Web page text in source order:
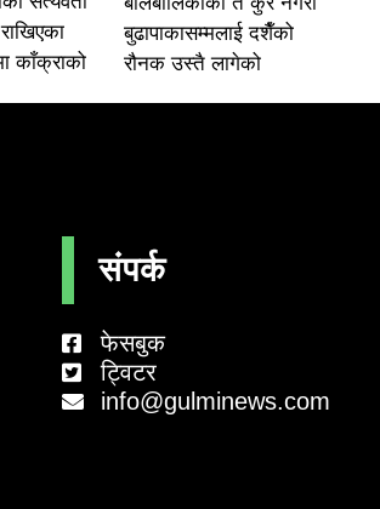
काँक्राको
बुढापाकासम्मलाई दशैँको
रौनक उस्तै लागेको
संपर्क
फेसबुक
ट्विटर
info@gulminews.com